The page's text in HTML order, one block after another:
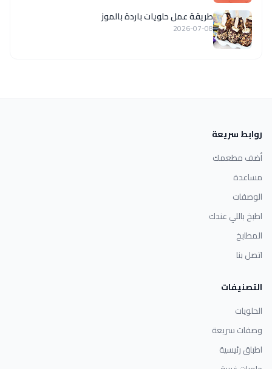
طريقة عمل حلويات باردة بالموز
2026-07-08
روابط سريعة
أضف مطعمك
مساعدة
الوصفات
اطبخ باللي عندك
المطابخ
اتصل بنا
التصنيفات
الحلويات
وصفات سريعة
اطباق رئيسية